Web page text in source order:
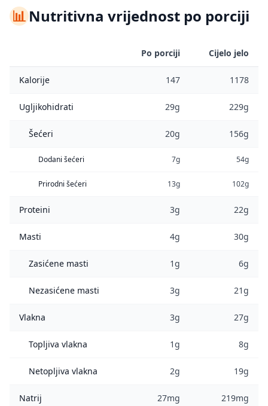
📊Nutritivna vrijednost po porciji
Po porciji Cijelo jelo
Kalorije 147 1178
Ugljikohidrati 29g 229g
Šećeri 20g 156g
Dodani šećeri 7g 54g
Prirodni šećeri 13g 102g
Proteini 3g 22g
Masti 4g 30g
Zasićene masti 1g 6g
Nezasićene masti 3g 21g
Vlakna 3g 27g
Topljiva vlakna 1g 8g
Netopljiva vlakna 2g 19g
Natrij 27mg 219mg